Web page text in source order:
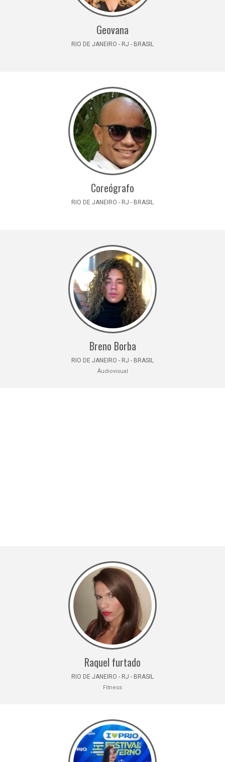
Geovana
RIO DE JANEIRO - RJ - BRASIL
Coreógrafo
RIO DE JANEIRO - RJ - BRASIL
Breno Borba
RIO DE JANEIRO - RJ - BRASIL
Áudiovisual
Raquel furtado
RIO DE JANEIRO - RJ - BRASIL
Fitness